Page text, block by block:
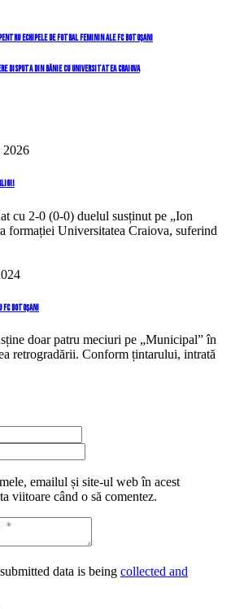
echipele de fotbal feminin ale FC Botoșani
disputa din Bănie cu Universitatea Craiova
2026
cu 2-0 (0-0) duelul susținut pe „Ion
formației Universitatea Craiova, suferind
Botoșani
doar patru meciuri pe „Municipal” în
retrogradării. Conform țintarului, intrată
emailul și site-ul web în acest
viitoare când o să comentez.
data is being collected and